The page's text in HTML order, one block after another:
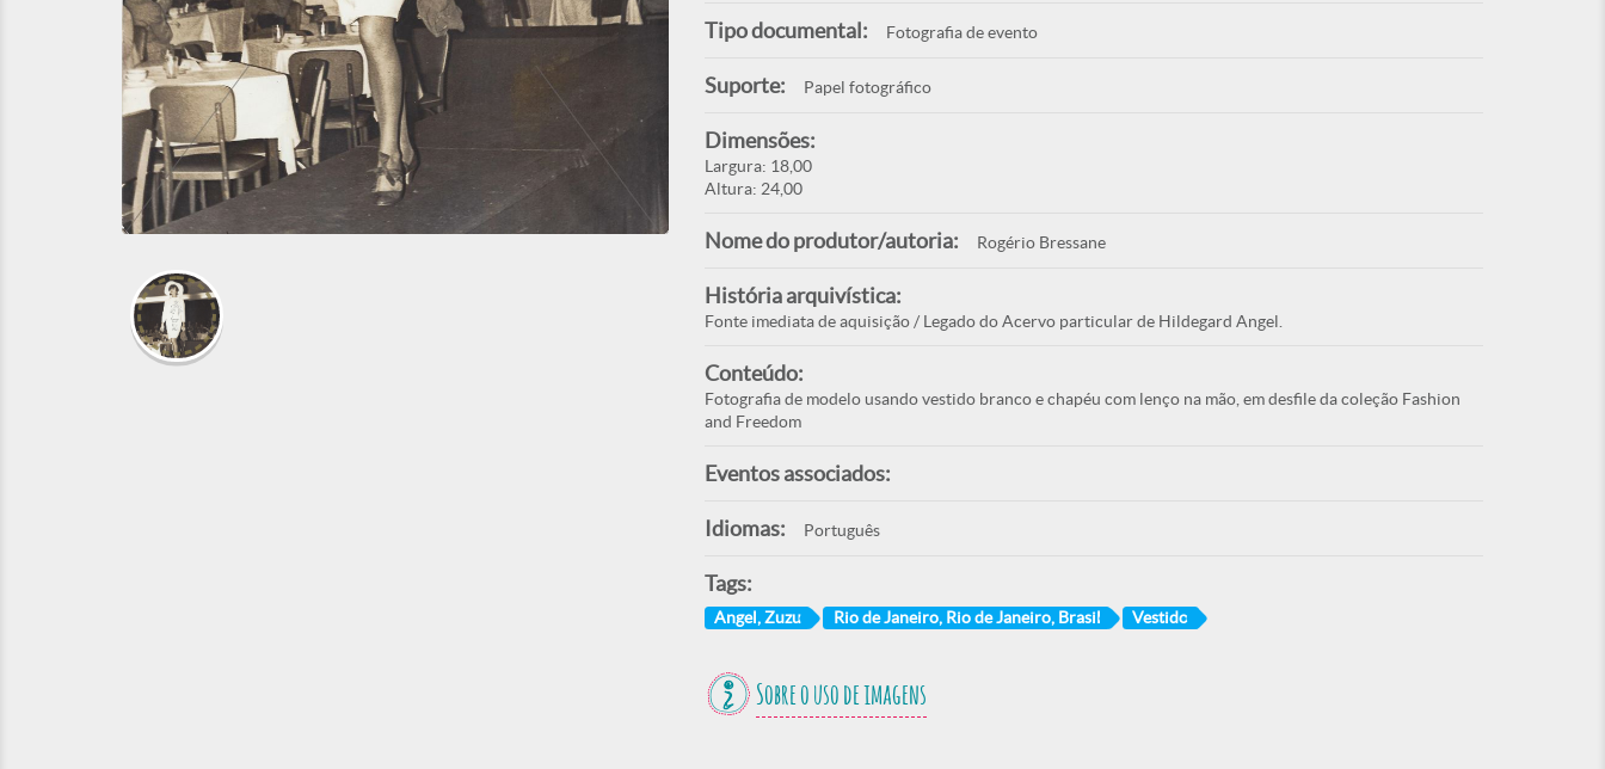
Tipo documental: Fotografia de evento
Suporte: Papel fotográfico
Dimensões:
Largura: 18,00
Altura: 24,00
Nome do produtor/autoria: Rogério Bressane
História arquivística:
Fonte imediata de aquisição / Legado do Acervo particular de Hildegard Angel.
Conteúdo:
Fotografia de modelo usando vestido branco e chapéu com lenço na mão, em desfile da coleção Fashion
and Freedom
Eventos associados:
Idiomas: Português
Tags:
Angel, Zuzu Rio de Janeiro, Rio de Janeiro, Brasil Vestido
Sobre o uso de imagens